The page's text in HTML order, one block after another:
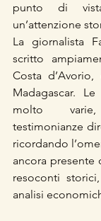
punto di
un’attenzione
La giornalista
scritto
Costa
Madagascar.
molto
testimonianze
ricordando
ancora presente
resoconti
analisi